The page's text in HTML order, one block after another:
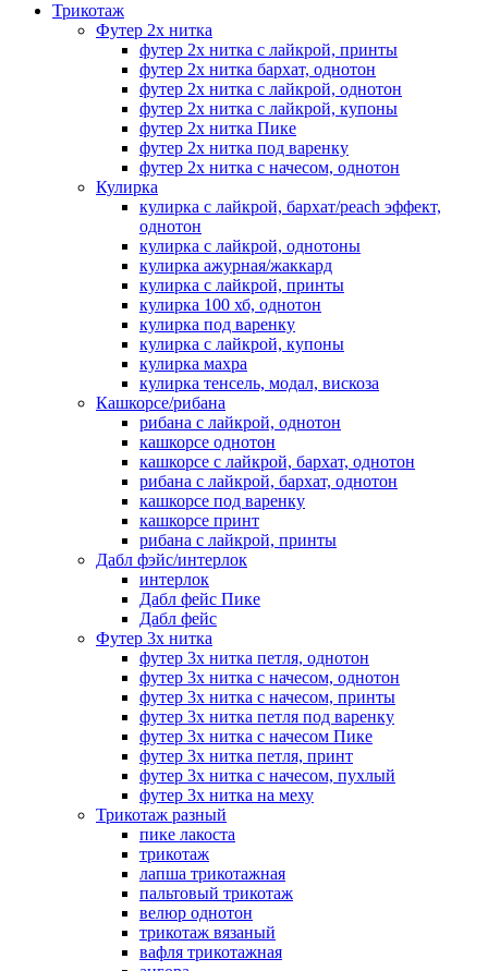
Трикотаж
Футер 2х нитка
футер 2х нитка с лайкрой, принты
футер 2х нитка бархат, однотон
футер 2х нитка с лайкрой, однотон
футер 2х нитка с лайкрой, купоны
футер 2х нитка Пике
футер 2х нитка под варенку
футер 2х нитка с начесом, однотон
Кулирка
кулирка с лайкрой, бархат/peach эффект,
однотон
кулирка с лайкрой, однотоны
кулирка ажурная/жаккард
кулирка с лайкрой, принты
кулирка 100 хб, однотон
кулирка под варенку
кулирка с лайкрой, купоны
кулирка махра
кулирка тенсель, модал, вискоза
Кашкорсе/рибана
рибана с лайкрой, однотон
кашкорсе однотон
кашкорсе с лайкрой, бархат, однотон
рибана с лайкрой, бархат, однотон
кашкорсе под варенку
кашкорсе принт
рибана с лайкрой, принты
Дабл фэйс/интерлок
интерлок
Дабл фейс Пике
Дабл фейс
Футер 3х нитка
футер 3х нитка петля, однотон
футер 3х нитка с начесом, однотон
футер 3х нитка с начесом, принты
футер 3х нитка петля под варенку
футер 3х нитка с начесом Пике
футер 3х нитка петля, принт
футер 3х нитка с начесом, пухлый
футер 3х нитка на меху
Трикотаж разный
пике лакоста
трикотаж
лапша трикотажная
пальтовый трикотаж
велюр однотон
трикотаж вязаный
вафля трикотажная